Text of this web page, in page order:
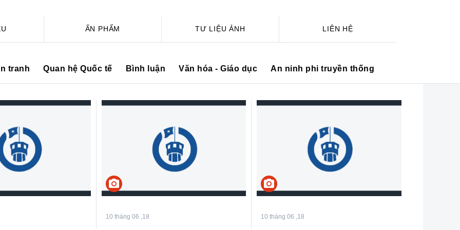
ẤN PHẨM TƯ LIỆU ẢNH LIÊN HỆ
tranh Quan hệ Quốc tế Bình luận Văn hóa - Giáo dục An ninh phi truyền thống
camera_alt
10 tháng 06 ,18
camera_alt
10 tháng 06 ,18